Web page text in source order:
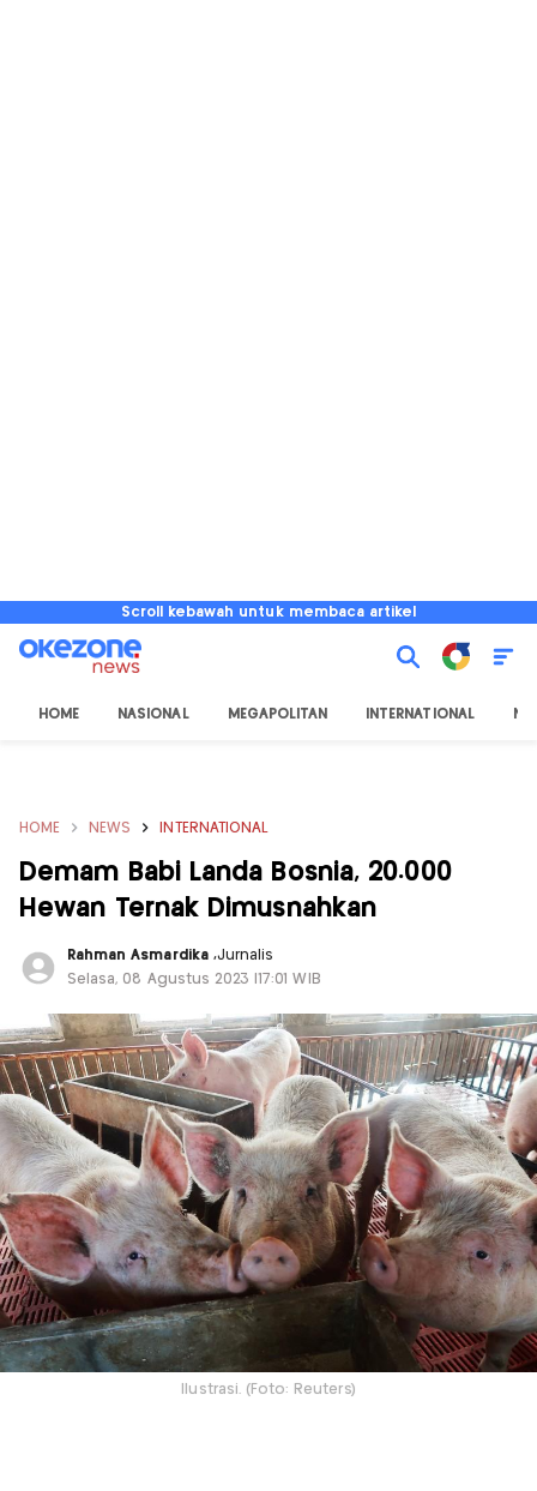
Scroll kebawah untuk membaca artikel
HOME NASIONAL MEGAPOLITAN INTERNATIONAL
HOME NEWS INTERNATIONAL
Demam Babi Landa Bosnia, 20.000
Hewan Ternak Dimusnahkan
Rahman Asmardika ,Jurnalis
Selasa, 08 Agustus 2023 |17:01 WIB
Ilustrasi. (Foto: Reuters)